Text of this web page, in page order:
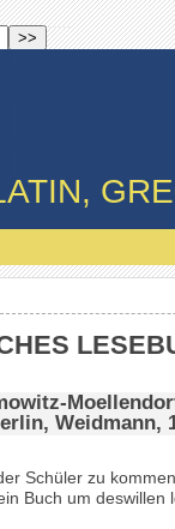
Weidmann,
Schüler zu
Buch um deswillen